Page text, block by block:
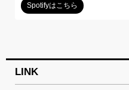
Spotifyはこちら
LINK